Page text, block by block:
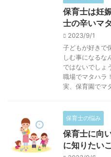
保育士は妊
士の辛いマ
2023/9/1
子どもが好きで
しむ事になるな
ではないでしょ
職場でマタハラ
実、保育園でマ
保育士の悩み
保育士に向
に知りたい